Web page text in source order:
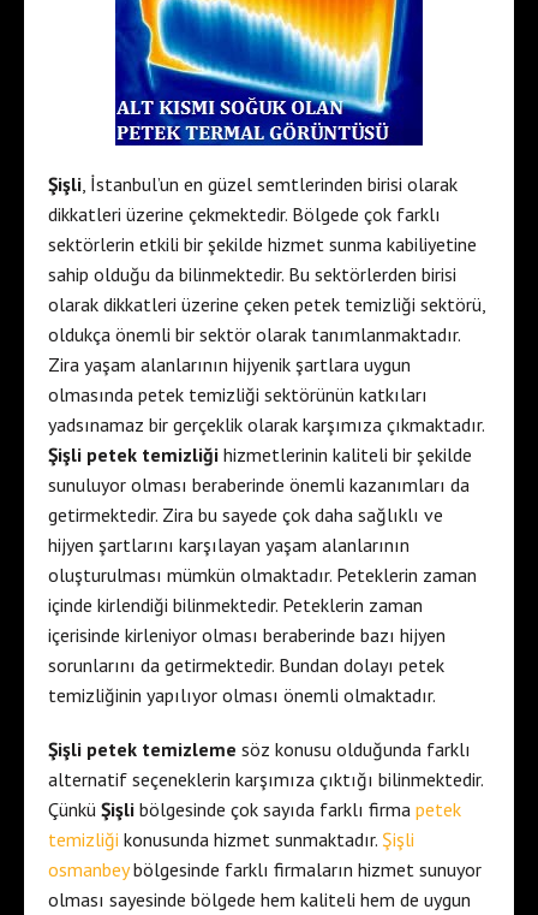
Şişli , İstanbul’un en güzel semtlerinden birisi olarak
dikkatleri üzerine çekmektedir. Bölgede çok farklı
sektörlerin etkili bir şekilde hizmet sunma kabiliyetine
sahip olduğu da bilinmektedir. Bu sektörlerden birisi
olarak dikkatleri üzerine çeken petek temizliği sektörü,
oldukça önemli bir sektör olarak tanımlanmaktadır.
Zira yaşam alanlarının hijyenik şartlara uygun
olmasında petek temizliği sektörünün katkıları
yadsınamaz bir gerçeklik olarak karşımıza çıkmaktadır.
Şişli petek temizliği hizmetlerinin kaliteli bir şekilde
sunuluyor olması beraberinde önemli kazanımları da
getirmektedir. Zira bu sayede çok daha sağlıklı ve
hijyen şartlarını karşılayan yaşam alanlarının
oluşturulması mümkün olmaktadır. Peteklerin zaman
içinde kirlendiği bilinmektedir. Peteklerin zaman
içerisinde kirleniyor olması beraberinde bazı hijyen
sorunlarını da getirmektedir. Bundan dolayı petek
temizliğinin yapılıyor olması önemli olmaktadır.
Şişli petek temizleme söz konusu olduğunda farklı
alternatif seçeneklerin karşımıza çıktığı bilinmektedir.
Çünkü Şişli bölgesinde çok sayıda farklı firma petek
temizliği konusunda hizmet sunmaktadır. Şişli
osmanbeybölgesinde farklı firmaların hizmet sunuyor
olması sayesinde bölgede hem kaliteli hem de uygun